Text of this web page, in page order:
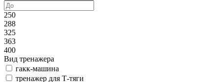
250
288
325
363
400
Вид тренажера
гакк-машина
тренажер для Т-тяги